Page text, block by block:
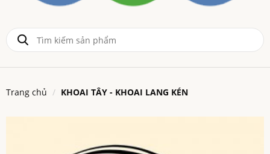
Trang chủ KHOAI TÂY - KHOAI LANG KÉN